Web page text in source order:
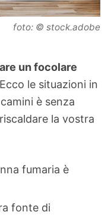
foto: © stock.adobe
un focolare
le situazioni in
è senza
la vostra
fumaria è
fonte di